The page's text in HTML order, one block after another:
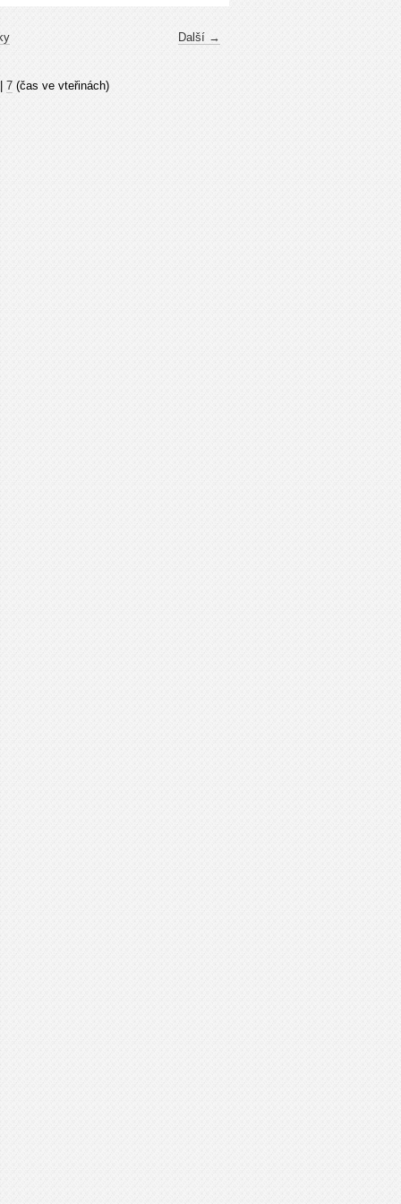
Další →
7(čas ve vteřinách)